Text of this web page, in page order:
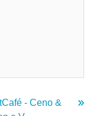
- Ceno &